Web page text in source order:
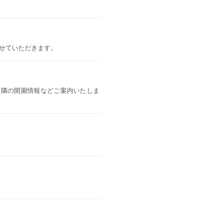
ていただきます。
の開園情報などご案内いたしま